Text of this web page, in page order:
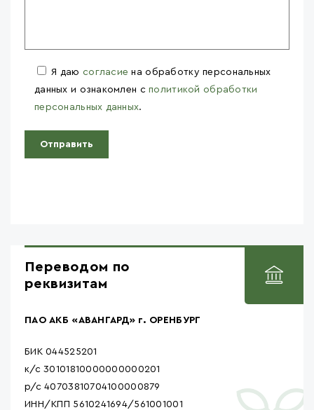
Я даю согласие на обработку персональных
данных и ознакомлен сполитикой обработки
персональных данных.
Переводом по
реквизитам
ПАО АКБ «АВАНГАРД» г. ОРЕНБУРГ
БИК 044525201
к/с 30101810000000000201
р/с 40703810704100000879
ИНН/КПП 5610241694/561001001